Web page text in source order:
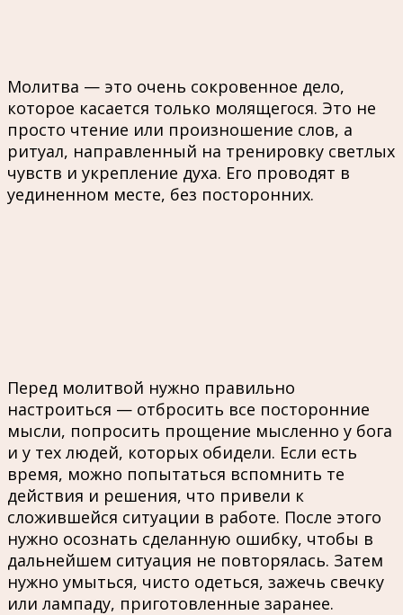
Молитва — это очень сокровенное дело,
которое касается только молящегося. Это не
просто чтение или произношение слов, а
ритуал, направленный на тренировку светлых
чувств и укрепление духа. Его проводят в
уединенном месте, без посторонних.
Перед молитвой нужно правильно
настроиться — отбросить все посторонние
мысли, попросить прощение мысленно у бога
и у тех людей, которых обидели. Если есть
время, можно попытаться вспомнить те
действия и решения, что привели к
сложившейся ситуации в работе. После этого
нужно осознать сделанную ошибку, чтобы в
дальнейшем ситуация не повторялась. Затем
нужно умыться, чисто одеться, зажечь свечку
или лампаду, приготовленные заранее.